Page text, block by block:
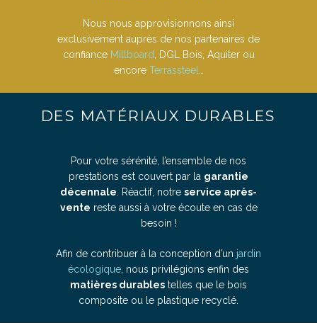
Nous nous approvisionnons ainsi
exclusivement auprès de nos partenaires de
confiance Millboard, DGL Bois, Aquiter ou
encore Terrassteel…
DES MATÉRIAUX DURABLES
Pour votre sérénité, l’ensemble de nos
prestations est couvert par la garantie
décennale . Réactif, notre service après-
vente reste aussi à votre écoute en cas de
besoin !
Afin de contribuer à la conception d’un jardin
écologique , nous privilégions enfin des
matières durables telles que le bois
composite ou le plastique recyclé.